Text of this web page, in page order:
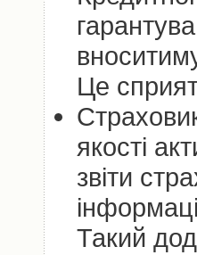
Це
якості
звіти
Такий